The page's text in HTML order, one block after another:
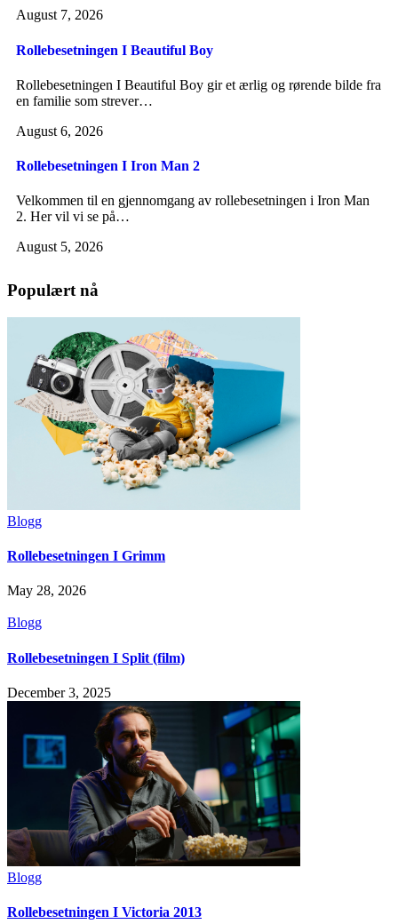
August 7, 2026
Rollebesetningen I Beautiful Boy
Rollebesetningen I Beautiful Boy gir et ærlig og rørende bilde fra
en familie som strever…
August 6, 2026
Rollebesetningen I Iron Man 2
Velkommen til en gjennomgang av rollebesetningen i Iron Man
2. Her vil vi se på…
August 5, 2026
Populært nå
Blogg
Rollebesetningen I Grimm
May 28, 2026
Blogg
Rollebesetningen I Split (film)
December 3, 2025
Blogg
Rollebesetningen I Victoria 2013